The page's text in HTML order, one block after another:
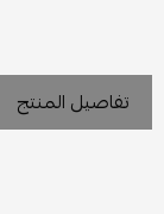
تفاصيل المنتج